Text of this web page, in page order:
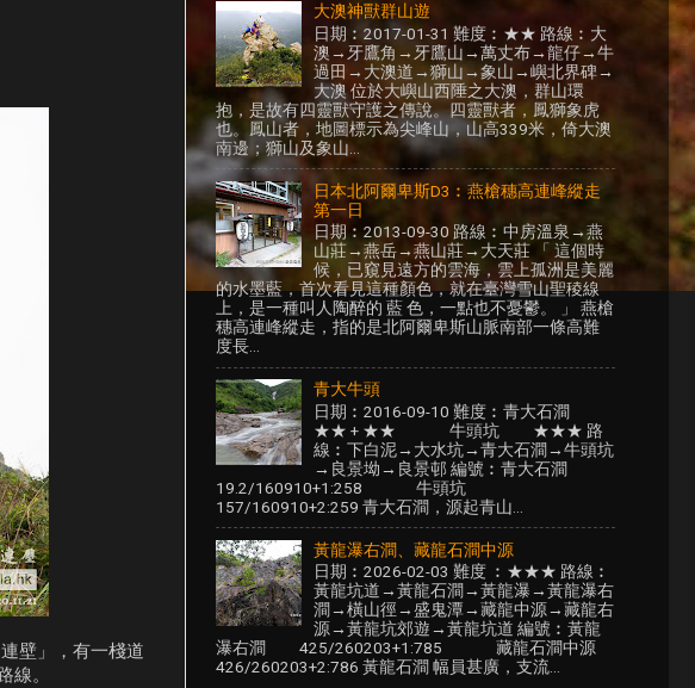
壁」，有一棧道
線。
大澳神獸群山遊
日期︰2017-01-31 難度︰★★ 路線︰大
澳→牙鷹角→牙鷹山→萬丈布→龍仔→牛
過田→大澳道→獅山→象山→嶼北界碑→
大澳 位於大嶼山西陲之大澳，群山環
抱，是故有四靈獸守護之傳說。四靈獸者，鳳獅象虎
也。鳳山者，地圖標示為尖峰山，山高339米，倚大澳
南邊；獅山及象山...
日本北阿爾卑斯D3︰燕槍穗高連峰縱走
第一日
日期︰2013-09-30 路線︰中房溫泉→燕
山莊→燕岳→燕山莊→大天莊 「 這個時
候，已窺見遠方的雲海，雲上孤洲是美麗
的水墨藍，首次看見這種顏色，就在臺灣雪山聖稜線
上，是一種叫人陶醉的 藍 色，一點也不憂鬱。 」 燕槍
穗高連峰縱走，指的是北阿爾卑斯山脈南部一條高難
度長...
青大牛頭
日期︰2016-09-10 難度︰青大石澗
★★ + ★★ 牛頭坑 ★★★ 路
線︰下白泥→大水坑→青大石澗→牛頭坑
→良景坳→良景邨 編號︰青大石澗
19.2/160910+1:258 牛頭坑
157/160910+2:259 青大石澗，源起青山...
黃龍瀑右澗、藏龍石澗中源
日期︰2026-02-03 難度 ︰★★★ 路線︰
黃龍坑道→黃龍石澗→黃龍瀑→黃龍瀑右
澗→橫山徑→盛鬼潭→藏龍中源→藏龍右
源→黃龍坑郊遊→黃龍坑道 編號︰黃龍
瀑右澗 425/260203+1:785 藏龍石澗中源
426/260203+2:786 黃龍石澗 幅員甚廣，支流...